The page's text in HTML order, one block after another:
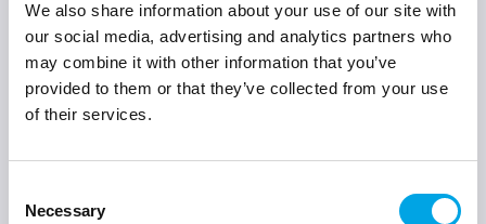
We also share information about your use of our site with
our social media, advertising and analytics partners who
may combine it with other information that you’ve
provided to them or that they’ve collected from your use
of their services.
Selection
Necessary
Personalia account> 2 jaar, in verband met
gebruikersgemak van u als klant.
Adres administratief> 7 jaar, in verband met
belastingwetgeving.
Adres account> 2 jaar, in verband met gebruikersgemak